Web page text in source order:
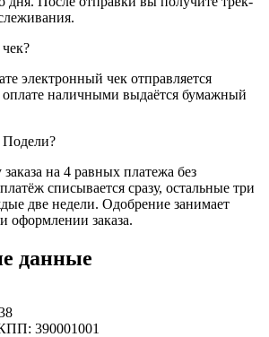
электронный чек отправляется
наличными выдаётся бумажный
Подели?
на 4 равных платежа без
списывается сразу, остальные три
две недели. Одобрение занимает
оформлении заказа.
данные
390001001